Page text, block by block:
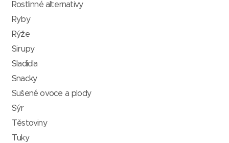
Rostlinné alternativy
Ryby
Rýže
Sirupy
Sladidla
Snacky
Sušené ovoce a plody
Sýr
Těstoviny
Tuky